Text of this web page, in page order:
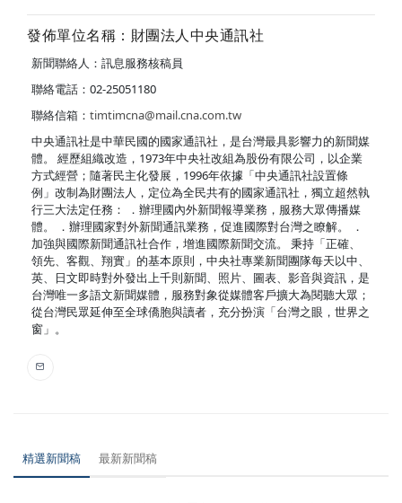
發佈單位名稱：財團法人中央通訊社
新聞聯絡人：訊息服務核稿員
聯絡電話：02-25051180
聯絡信箱： timtimcna@mail.cna.com.tw
中央通訊社是中華民國的國家通訊社，是台灣最具影響力的新聞媒
體。 經歷組織改造，1973年中央社改組為股份有限公司，以企業
方式經營；隨著民主化發展，1996年依據「中央通訊社設置條
例」改制為財團法人，定位為全民共有的國家通訊社，獨立超然執
行三大法定任務： ．辦理國內外新聞報導業務，服務大眾傳播媒
體。 ．辦理國家對外新聞通訊業務，促進國際對台灣之瞭解。 ．
加強與國際新聞通訊社合作，增進國際新聞交流。 秉持「正確、
領先、客觀、翔實」的基本原則，中央社專業新聞團隊每天以中、
英、日文即時對外發出上千則新聞、照片、圖表、影音與資訊，是
台灣唯一多語文新聞媒體，服務對象從媒體客戶擴大為閱聽大眾；
從台灣民眾延伸至全球僑胞與讀者，充分扮演「台灣之眼，世界之
窗」。
精選新聞稿 最新新聞稿